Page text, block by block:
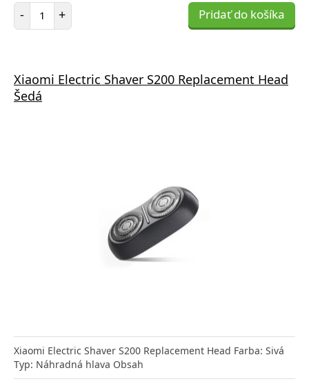
- Počet položiek
+ Pridať do košíka
Xiaomi Electric Shaver S200 Replacement Head
Šedá
Xiaomi Electric Shaver S200 Replacement Head Farba: Sivá
Typ: Náhradná hlava Obsah